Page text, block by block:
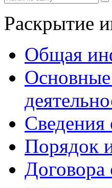
Раскрытие
Общая
Основные
Порядок